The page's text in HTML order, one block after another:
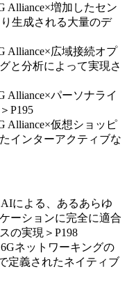
Alliance×増加したセン
生成される大量のデ
Alliance×広域接続オプ
と分析によって実現さ
Alliance×パーソナライ
P195
Alliance×仮想ショッピ
インターアクティブな
による、あるあらゆ
ーションに完全に適合
の実現＞P198
ネットワーキングの
定義されたネイティブ